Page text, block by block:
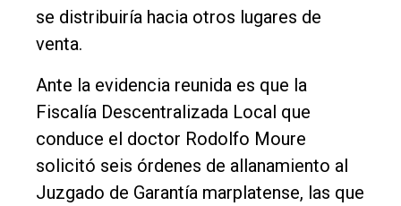
General
Cultura
Entrevistas
Rural
Deportes
se distribuiría hacia otros lugares de
venta.
Ante la evidencia reunida es que la
Fiscalía Descentralizada Local que
conduce el doctor Rodolfo Moure
solicitó seis órdenes de allanamiento al
Juzgado de Garantía marplatense, las que